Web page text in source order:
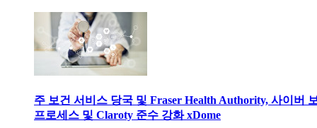
주 보건 서비스 당국 및 Fraser Health Authority, 사이버
프로세스 및 Claroty 준수 강화 xDome